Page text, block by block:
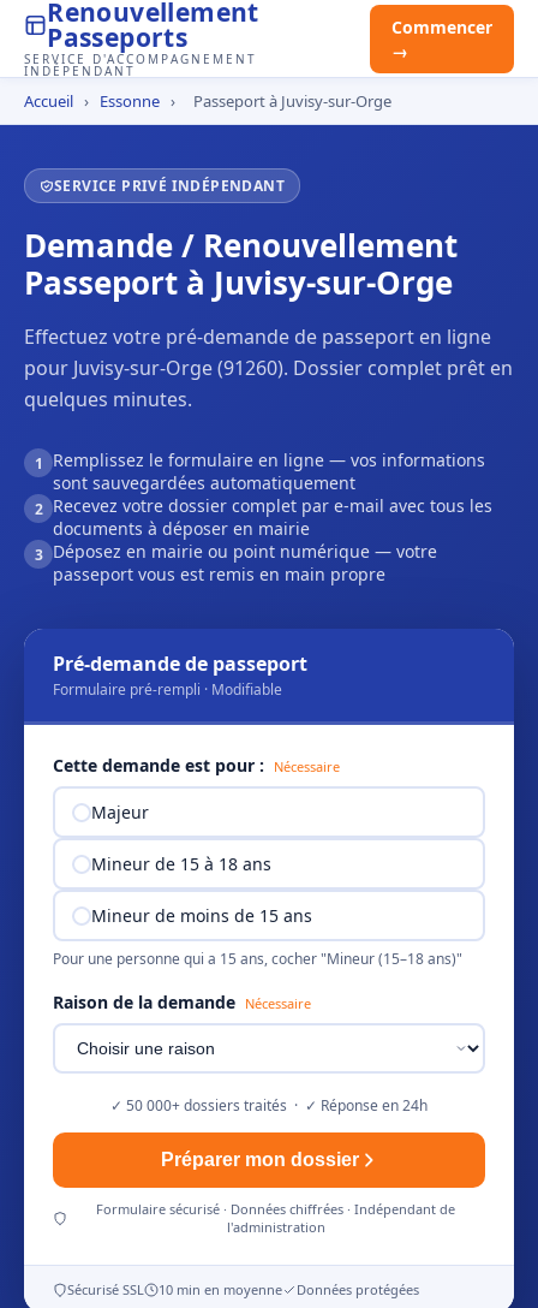
Renouvellement
Passeports
SERVICE D'ACCOMPAGNEMENT
INDÉPENDANT
Commencer
→
Accueil › Essonne › Passeport à Juvisy-sur-Orge
SERVICE PRIVÉ INDÉPENDANT
Demande / Renouvellement
Passeport à Juvisy-sur-Orge
Effectuez votre pré-demande de passeport en ligne
pour Juvisy-sur-Orge (91260). Dossier complet prêt en
quelques minutes.
1
Remplissez le formulaire en ligne — vos informations
sont sauvegardées automatiquement
2 Recevez votre dossier complet par e-mail avec tous les
documents à déposer en mairie
3 Déposez en mairie ou point numérique — votre
passeport vous est remis en main propre
Pré-demande de passeport
Formulaire pré-rempli · Modifiable
Cette demande est pour : Nécessaire
Majeur
Mineur de 15 à 18 ans
Mineur de moins de 15 ans
Pour une personne qui a 15 ans, cocher "Mineur (15–18 ans)"
Raison de la demande Nécessaire
✓ 50 000+ dossiers traités · ✓ Réponse en 24h
Préparer mon dossier
Formulaire sécurisé · Données chiffrées · Indépendant de
l'administration
Sécurisé SSL 10 min en moyenne Données protégées